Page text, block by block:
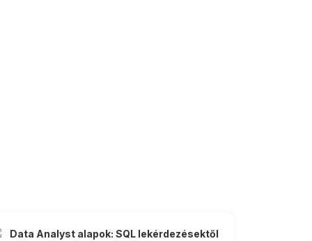
Data Analyst alapok: SQL lekérdezésektől